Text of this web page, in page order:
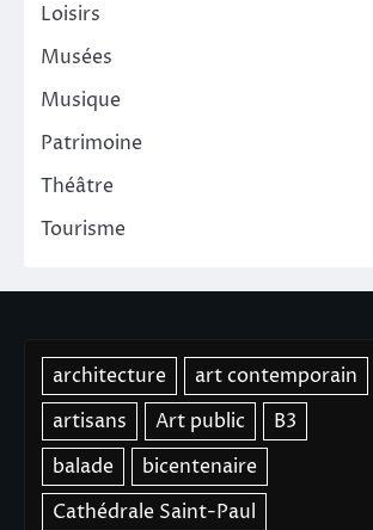
Loisirs
Musées
Musique
Patrimoine
Théâtre
Tourisme